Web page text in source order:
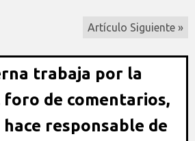
Artículo Siguiente »
trabaja por la
foro de comentarios,
responsable de